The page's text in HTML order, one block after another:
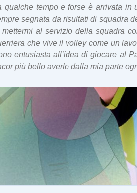
qualche tempo e forse è arrivata in
segnata da risultati di squadra
mettermi al servizio della squadra
che vive il volley come un
entusiasta all’idea di giocare al
più bello averlo dalla mia parte